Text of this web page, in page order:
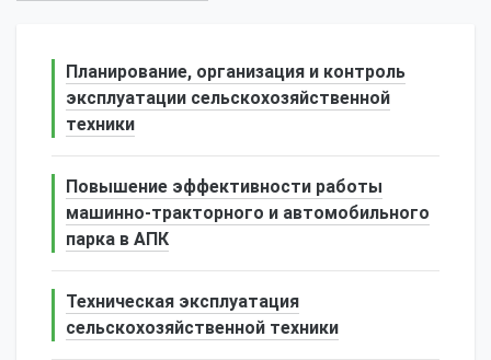
Планирование, организация и контроль
эксплуатации сельскохозяйственной
техники
Повышение эффективности работы
машинно-тракторного и автомобильного
парка в АПК
Техническая эксплуатация
сельскохозяйственной техники